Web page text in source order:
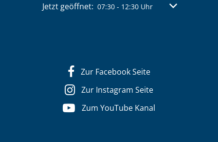
Klicken, um weitere Öffnungs- oder
Jetzt geöffnet: 07:30- 12:30Uhr Von 07:30
Zur Facebook Seite
Zur Instagram Seite
Zum YouTube Kanal